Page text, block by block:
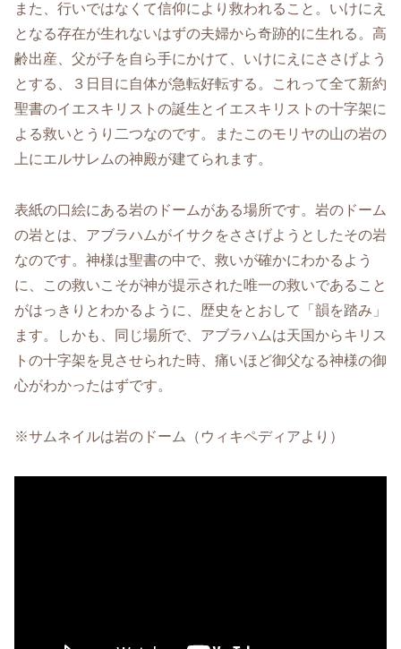
また、行いではなくて信仰により救われること。いけにえ
となる存在が生れないはずの夫婦から奇跡的に生れる。高
齢出産、父が子を自ら手にかけて、いけにえにささげよう
とする、３日目に自体が急転好転する。これって全て新約
聖書のイエスキリストの誕生とイエスキリストの十字架に
よる救いとうり二つなのです。またこのモリヤの山の岩の
上にエルサレムの神殿が建てられます。
表紙の口絵にある岩のドームがある場所です。岩のドーム
の岩とは、アブラハムがイサクをささげようとしたその岩
なのです。神様は聖書の中で、救いが確かにわかるよう
に、この救いこそが神が提示された唯一の救いであること
がはっきりとわかるように、歴史をとおして「韻を踏み」
ます。しかも、同じ場所で、アブラハムは天国からキリス
トの十字架を見させられた時、痛いほど御父なる神様の御
心がわかったはずです。
※サムネイルは岩のドーム（ウィキペディアより）